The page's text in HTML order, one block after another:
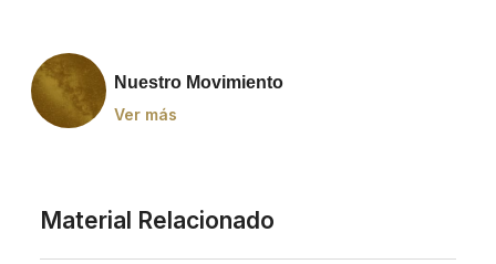
Nuestro Movimiento
Ver más
Material Relacionado